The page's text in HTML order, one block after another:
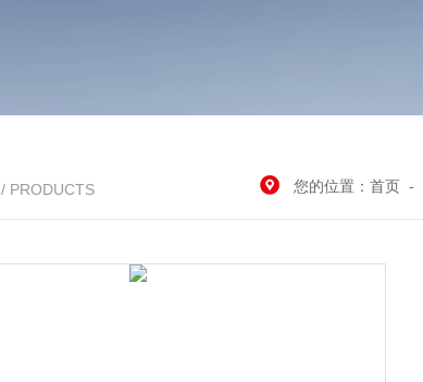
/ PRODUCTS 您的位置：首页 -